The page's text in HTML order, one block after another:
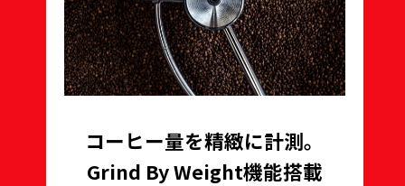
コーヒー量を精緻に計測。
Grind By Weight機能搭載